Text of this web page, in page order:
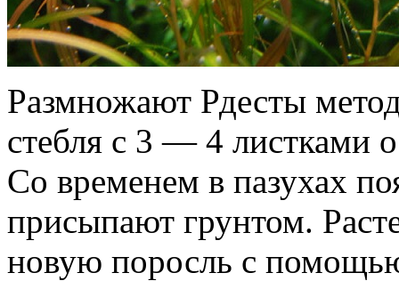
Размножают Рдесты
стебля с 3 — 4 листками
Со временем в пазухах
присыпают грунтом.
новую поросль с